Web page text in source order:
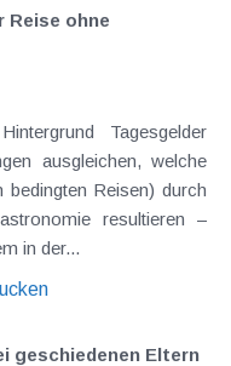
Reise ohne
Tagesgelder
ausgleichen, welche
Reisen) durch
resultieren –
in der...
geschiedenen Eltern